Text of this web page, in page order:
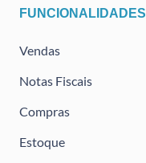
FUNCIONALIDADES
Vendas
Notas Fiscais
Compras
Estoque